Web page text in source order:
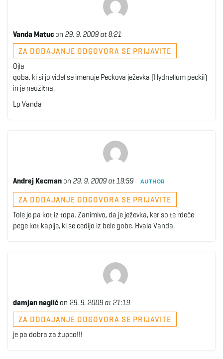
Vanda Matuc on 29. 9. 2009 at 8:21
ZA DODAJANJE ODGOVORA SE PRIJAVITE
Ojla
goba, ki si jo videl se imenuje Peckova ježevka (Hydnellum peckii)
in je neužitna.
Lp Vanda
Andrej Kecman on 29. 9. 2009 at 19:59 AUTHOR
ZA DODAJANJE ODGOVORA SE PRIJAVITE
Tole je pa kot iz topa. Zanimivo, da je ježevka, ker so te rdeče
pege kot kaplje, ki se cedijo iz bele gobe. Hvala Vanda.
damjan naglič on 29. 9. 2009 at 21:19
ZA DODAJANJE ODGOVORA SE PRIJAVITE
je pa dobra za župco!!!